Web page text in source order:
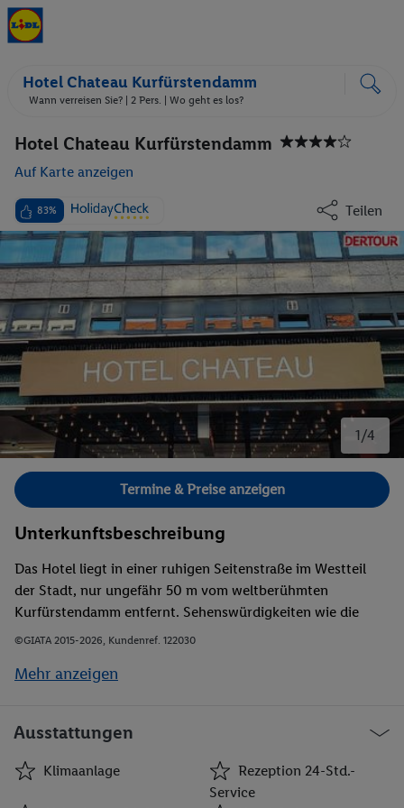
Hotel Chateau Kurfürstendamm
Wann verreisen Sie? | 2 Pers. | Wo geht es los?
Hotel Chateau Kurfürstendamm
Auf Karte anzeigen
83% Teilen
1/4
Bild 1 von 4.
Termine & Preise anzeigen
Unterkunftsbeschreibung
Das Hotel liegt in einer ruhigen Seitenstraße im Westteil
der Stadt, nur ungefähr 50 m vom weltberühmten
Kurfürstendamm entfernt. Sehenswürdigkeiten wie die
Kaiser Wilhelm Gedächtniskirche, die neue Synagoge, das
Kunstgalerien, Restaurants, Bars und Nachtclubs sind in
können weitere Sehenswürdigkeiten wie der
Alexanderplatz, der Fernsehturm und die Friedrichstrasse
bequem erreicht werden. Den Bahnhof Zoo können die
©GIATA 2015-2026, Kundenref. 122030
Mehr anzeigen
Ausstattungen
Klimaanlage
Rezeption 24-Std.-
Service